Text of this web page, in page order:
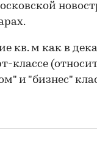
кв. м как в
классе
и "бизнес"